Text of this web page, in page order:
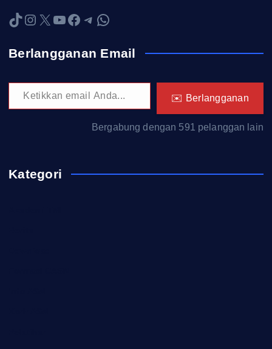
TikTok Instagram X YouTube Facebook Telegram WhatsApp
Berlangganan Email
Ketikkan email Anda...
✉️ Berlangganan
Bergabung dengan 591 pelanggan lain
Kategori